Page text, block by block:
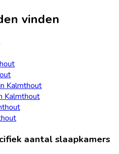
vinden
Kalmthout
Kalmthout
aantal slaapkamers